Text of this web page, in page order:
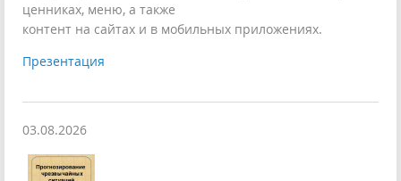
ценниках, меню, а также
контент на сайтах и в мобильных приложениях.
Презентация
03.08.2026